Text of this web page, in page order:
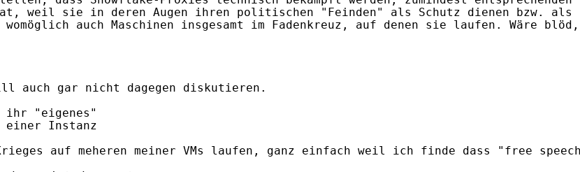
weil sie in deren Augen ihren politischen "Feinden" als Schutz dienen bzw.
womöglich auch Maschinen insgesamt im Fadenkreuz, auf denen sie laufen.
auch gar nicht dagegen diskutieren.
ihr "eigenes"
einer Instanz
auf meheren meiner VMs laufen, ganz einfach weil ich finde dass "free